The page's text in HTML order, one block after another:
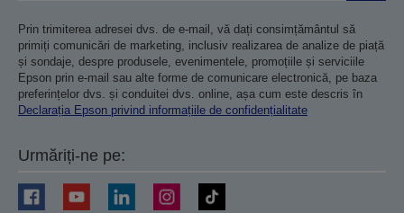
Prin trimiterea adresei dvs. de e-mail, vă dați consimțământul să
primiți comunicări de marketing, inclusiv realizarea de analize de piață
și sondaje, despre produsele, evenimentele, promoțiile și serviciile
Epson prin e-mail sau alte forme de comunicare electronică, pe baza
preferințelor dvs. și conduitei dvs. online, așa cum este descris în
Declarația Epson privind informațiile de confidențialitate
Urmăriți-ne pe: